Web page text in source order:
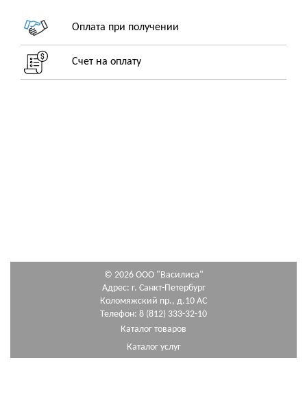
Оплата при получении
Счет на оплату
© 2026 ООО "Василиса"
Адрес: г. Санкт-Петербург
Коломяжский пр., д.10 АС
Телефон: 8 (812) 333-32-10
Каталог товаров
Каталог услуг